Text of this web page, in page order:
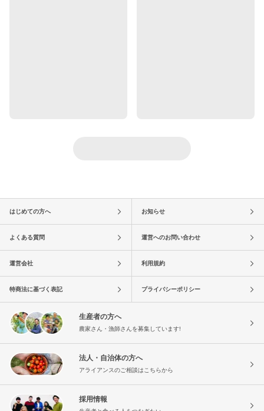
はじめての方へ お知らせ
よくある質問 運営へのお問い合わせ
運営会社 利用規約
特商法に基づく表記 プライバシーポリシー
生産者の方へ
農家さん・漁師さんを募集しています!
法人・自治体の方へ
アライアンスのご相談はこちらから
採用情報